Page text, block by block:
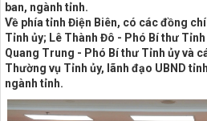
ban, ngành tỉnh.
Về phía tỉnh Điện Biên, có các đồng
Tỉnh ủy; Lê Thành Đô - Phó Bí thư
Quang Trung - Phó Bí thư Tỉnh ủy và
Thường vụ Tỉnh ủy, lãnh đạo UBND
ngành tỉnh.